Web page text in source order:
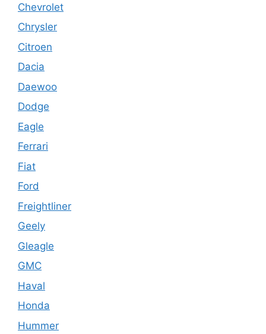
Chevrolet
Chrysler
Citroen
Dacia
Daewoo
Dodge
Eagle
Ferrari
Fiat
Ford
Freightliner
Geely
Gleagle
GMC
Haval
Honda
Hummer